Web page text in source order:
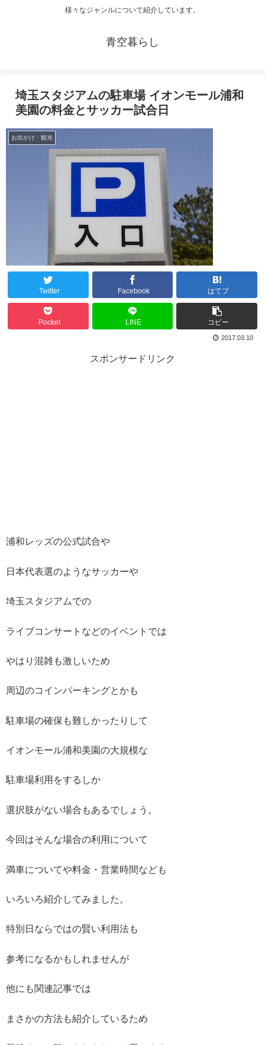
様々なジャンルについて紹介しています。
青空暮らし
埼玉スタジアムの駐車場 イオンモール浦和
美園の料金とサッカー試合日
お出かけ・観光
Twitter Facebook はてブ
Pocket LINE コピー
2017.03.10
スポンサードリンク
浦和レッズの公式試合や
日本代表選のようなサッカーや
埼玉スタジアムでの
ライブコンサートなどのイベントでは
やはり混雑も激しいため
周辺のコインパーキングとかも
駐車場の確保も難しかったりして
イオンモール浦和美園の大規模な
駐車場利用をするしか
選択肢がない場合もあるでしょう。
今回はそんな場合の利用について
満車についてや料金・営業時間なども
いろいろ紹介してみました。
特別日ならではの賢い利用法も
参考になるかもしれませんが
他にも関連記事では
まさかの方法も紹介しているため